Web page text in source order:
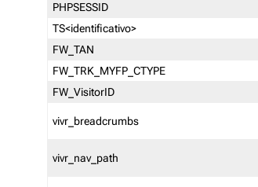
PHPSESSID
TS<identificativo>
FW_TAN
FW_TRK_MYFP_CTYPE
FW_VisitorID
vivr_breadcrumbs
vivr_nav_path